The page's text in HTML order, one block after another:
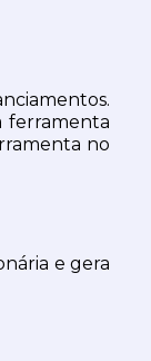
ferramenta
no
e gera